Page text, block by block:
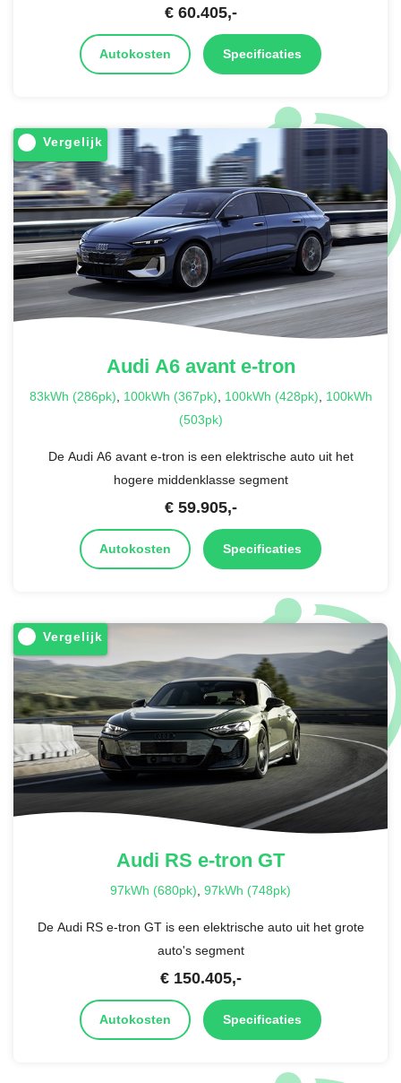
€ 60.405,-
Autokosten Specificaties
Vergelijk
Audi A6 avant e-tron
83kWh (286pk), 100kWh (367pk), 100kWh (428pk), 100kWh
(503pk)
De Audi A6 avant e-tron is een elektrische auto uit het
hogere middenklasse segment
€ 59.905,-
Autokosten Specificaties
Vergelijk
Audi RS e-tron GT
97kWh (680pk), 97kWh (748pk)
De Audi RS e-tron GT is een elektrische auto uit het grote
auto's segment
€ 150.405,-
Autokosten Specificaties